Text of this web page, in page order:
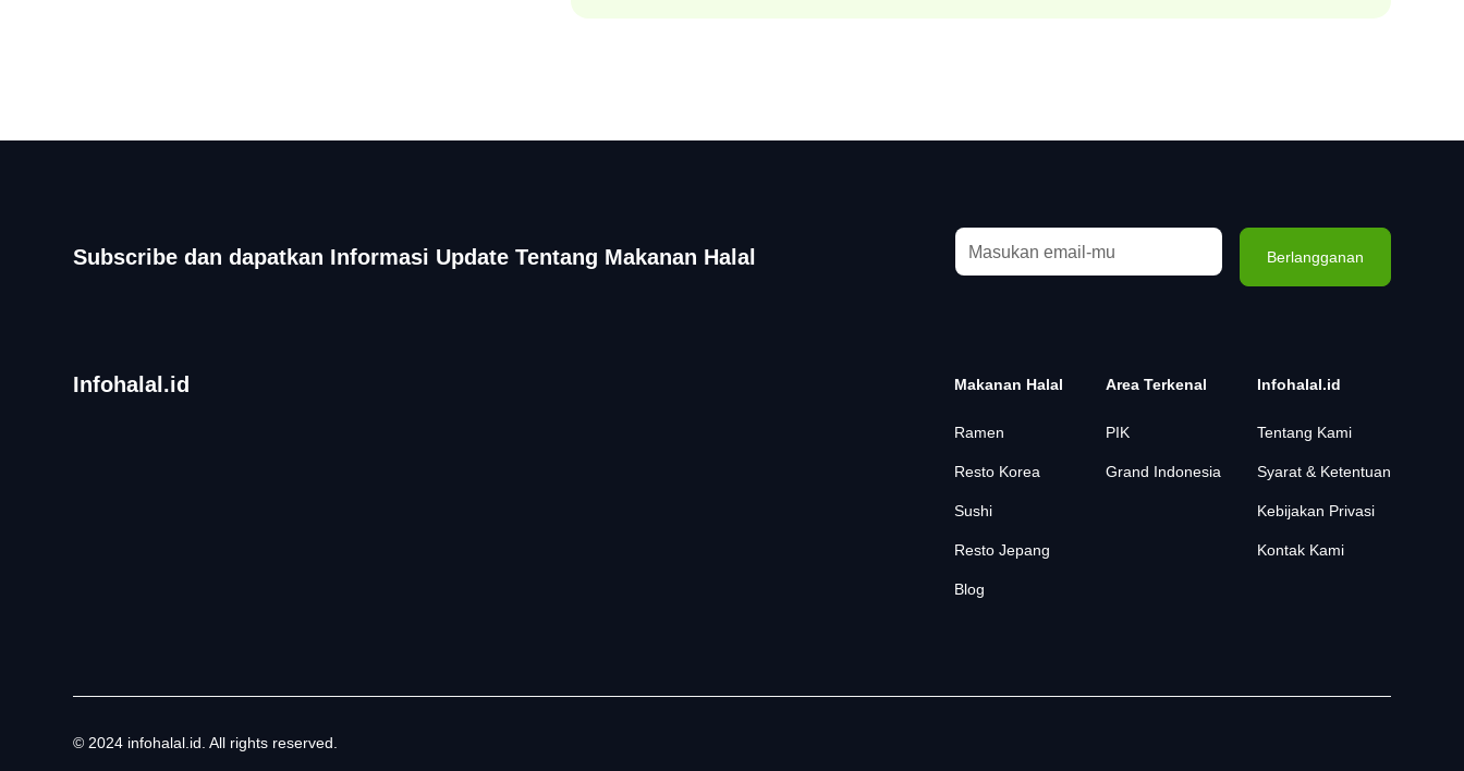
Subscribe dan dapatkan Informasi Update Tentang Makanan Halal
Infohalal.id Makanan Halal
Ramen
Resto Korea
Sushi
Resto Jepang
Blog
Area Terkenal
PIK
Grand Indonesia
Infohalal.id
Tentang Kami
Syarat & Ketentuan
Kebijakan Privasi
Kontak Kami
© 2024 infohalal.id. All rights reserved.